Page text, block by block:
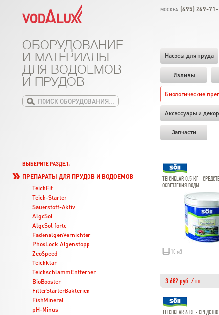
МОСКВА (495) 269-
Насосы для пруда
Изливы
Биологические
Аксессуары и декор
Запчасти
ОБОРУДОВАНИЕ
И МАТЕРИАЛЫ
ДЛЯ ВОДОЕМОВ
И ПРУДОВ
TEICHKLAR 0,5 КГ -
ОСВЕТЛЕНИЯ ВОДЫ
10 м3
3 682 руб. / шт.
TEICHKLAR 6 КГ -
ВЫБЕРИТЕ РАЗДЕЛ:
ПРЕПАРАТЫ ДЛЯ ПРУДОВ И ВОДОЕМОВ
TeichFit
Teich-Starter
Sauerstoff-Aktiv
AlgoSol
AlgoSol forte
FadenalgenVernichter
PhosLock Algenstopp
ZeoSpeed
Teichklar
TeichschlammEntferner
BioBooster
FilterStarterBakterien
FishMineral
pH-Minus